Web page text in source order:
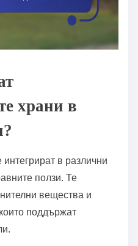
храни в
в различни
ползи. Те
вещества и
поддържат